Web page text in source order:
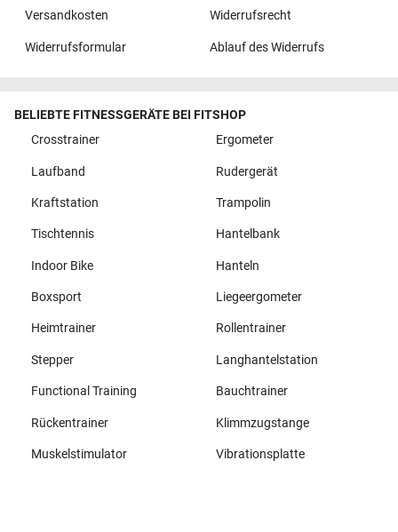
Versandkosten Widerrufsrecht
Widerrufsformular Ablauf des Widerrufs
BELIEBTE FITNESSGERÄTE BEI FITSHOP
Crosstrainer
Ergometer
Laufband Rudergerät
Kraftstation Trampolin
Tischtennis Hantelbank
Indoor Bike Hanteln
Boxsport Liegeergometer
Heimtrainer Rollentrainer
Stepper Langhantelstation
Functional Training Bauchtrainer
Rückentrainer Klimmzugstange
Muskelstimulator Vibrationsplatte